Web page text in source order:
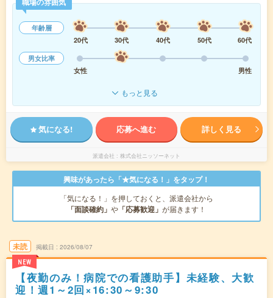
年齢層
20代
30代 40代 50代
60代
男女比率
女性
男性
もっと見る
気になる! 応募へ進む 詳しく見る
派遣会社 株式会社ニッソーネット
興味があったら「★気になる！」をタップ！
「気になる！」を押しておくと、派遣会社から
「面談確約」 や 「応募歓迎」 が届きます！
未読
NEW
掲載日 2026/08/07
【夜勤のみ！病院での看護助手】未経験、大歓
迎！週1～2回×16:30～9:30